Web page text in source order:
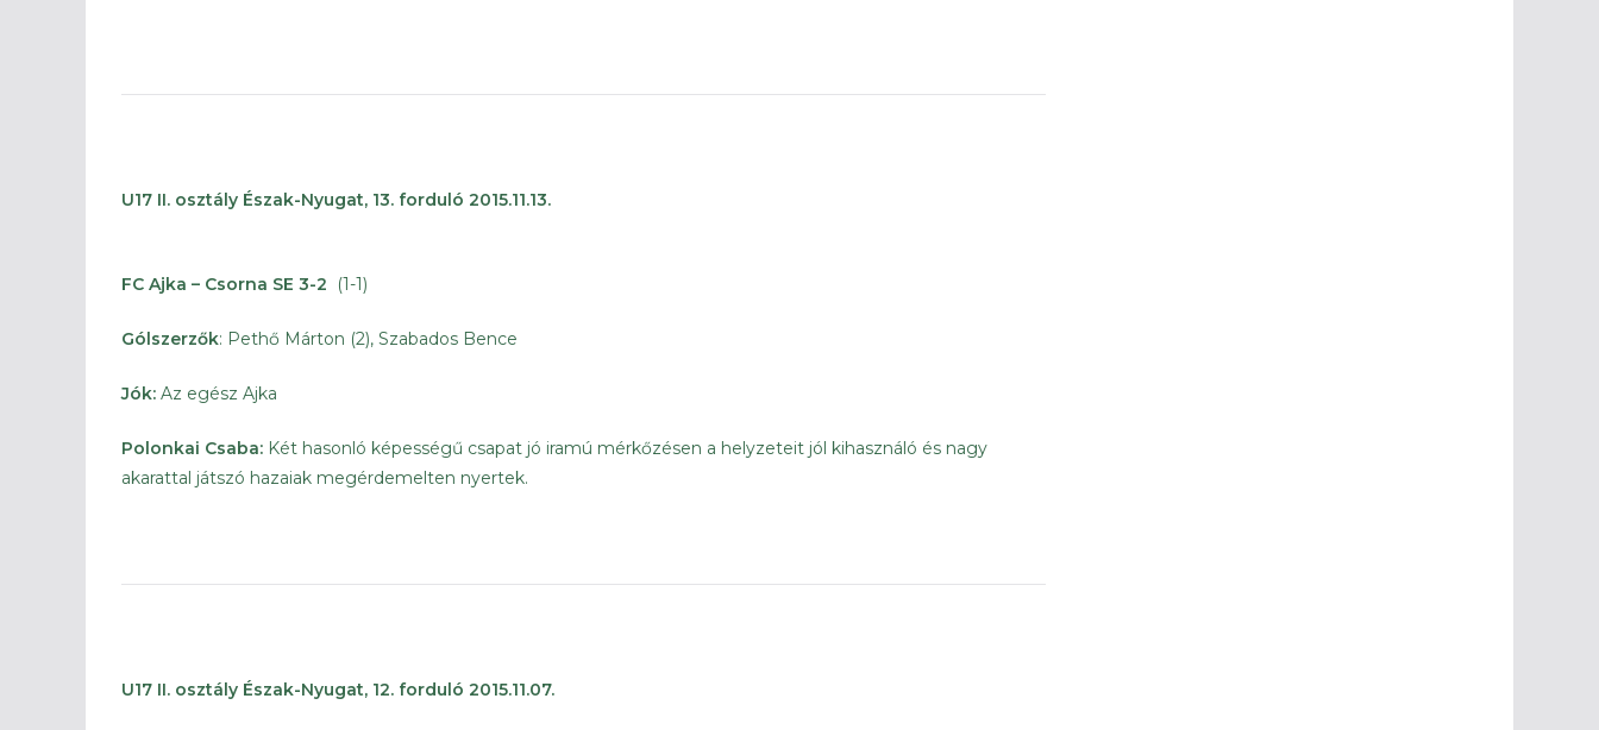
U17 II. osztály Észak-Nyugat, 13. forduló 2015.11.13.
FC Ajka – Csorna SE 3-2 (1-1)
Gólszerzők: Pethő Márton (2), Szabados Bence
Jók: Az egész Ajka
Polonkai Csaba: Két hasonló képességű csapat jó iramú mérkőzésen a helyzeteit jól kihasználó és nagy
akarattal játszó hazaiak megérdemelten nyertek.
U17 II. osztály Észak-Nyugat, 12. forduló 2015.11.07.